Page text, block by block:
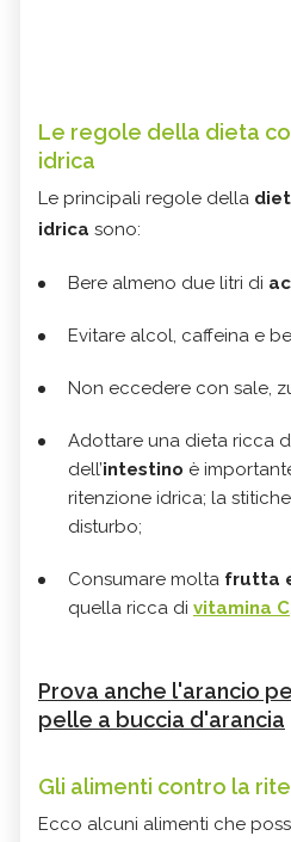
Le regole della dieta
idrica
Le principali regole della
idrica sono:
Bere almeno due litri di
Evitare alcol, caffeina e
Non eccedere con sale,
Adottare una dieta ricca
dell’intestino è
ritenzione idrica; la
disturbo;
Consumare molta frutta
quella ricca di vitamina C
Prova anche l'arancio
pelle a buccia d'arancia
Gli alimenti contro la
Ecco alcuni alimenti che